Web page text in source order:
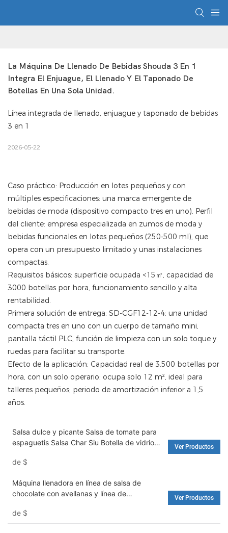
La Máquina De Llenado De Bebidas Shouda 3 En 1
Integra El Enjuague, El Llenado Y El Taponado De
Botellas En Una Sola Unidad.
Línea integrada de llenado, enjuague y taponado de bebidas
3 en 1
2026-05-22
Caso práctico: Producción en lotes pequeños y con
múltiples especificaciones: una marca emergente de
bebidas de moda (dispositivo compacto tres en uno). Perfil
del cliente: empresa especializada en zumos de moda y
bebidas funcionales en lotes pequeños (250-500 ml), que
opera con un presupuesto limitado y unas instalaciones
compactas.
Requisitos básicos: superficie ocupada <15㎡, capacidad de
3000 botellas por hora, funcionamiento sencillo y alta
rentabilidad.
Primera solución de entrega: SD-CGF12-12-4: una unidad
compacta tres en uno con un cuerpo de tamaño mini,
pantalla táctil PLC, función de limpieza con un solo toque y
ruedas para facilitar su transporte.
Efecto de la aplicación: Capacidad real de 3.500 botellas por
hora, con un solo operario; ocupa solo 12 m², ideal para
talleres pequeños; periodo de amortización inferior a 1,5
años.
Salsa dulce y picante Salsa de tomate para
espaguetis Salsa Char Siu Botella de vidrio
Máquina de llenado de agua y lavadora
de $
Ver Productos
Máquina llenadora en línea de salsa de
chocolate con avellanas y línea de
llenadora de agua y lavadora
de $
Ver Productos